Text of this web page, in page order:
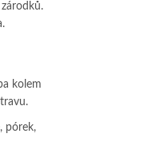
kolem
pórek,